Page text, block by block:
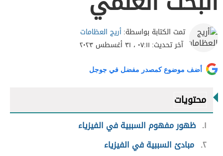
تمت الكتابة بواسطة:أريج العظامات
آخر تحديث: ٠٧:١١ ، ٣١ أغسطس ٢٠٢٣
أضف موضوع كمصدر مفضل في جوجل
محتويات
١ ظهور مفهوم السببية في الفيزياء
٢ مبادئ السببية في الفيزياء